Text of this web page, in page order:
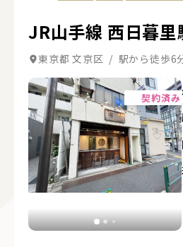
JR山手線 西日暮里
東京都 文京区 / 駅から徒歩6
契約済み